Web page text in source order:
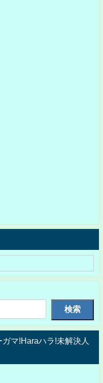
検索
マ!Haraハラ!未解決人